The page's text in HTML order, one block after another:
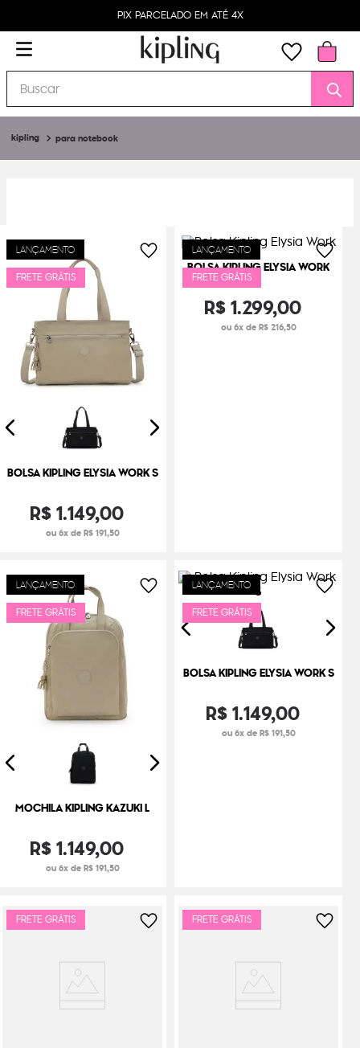
PIX PARCELADO EM ATÉ 4X
Buscar
para notebook
LANÇAMENTO
FRETE GRÁTIS
BOLSA KIPLING ELYSIA WORK S
R$1.149,00
ou 6x de R$ 191,50
LANÇAMENTO
FRETE GRÁTIS
BOLSA KIPLING ELYSIA WORK
R$1.299,00
ou 6x de R$ 216,50
LANÇAMENTO
FRETE GRÁTIS
MOCHILA KIPLING KAZUKI L
R$1.149,00
ou 6x de R$ 191,50
LANÇAMENTO
FRETE GRÁTIS
BOLSA KIPLING ELYSIA WORK S
R$1.149,00
ou 6x de R$ 191,50
FRETE GRÁTIS FRETE GRÁTIS